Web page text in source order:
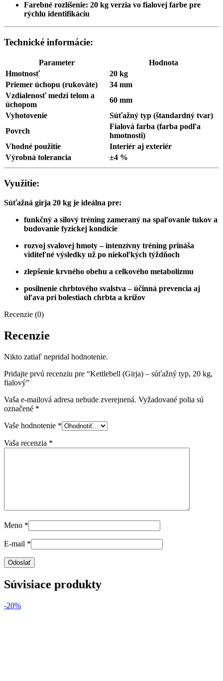
Farebné rozlíšenie: 20 kg verzia vo fialovej farbe pre
rýchlu identifikáciu
Technické informácie:
Parameter
Hodnota
Hmotnosť
20 kg
Priemer úchopu (rukoväte)
34 mm
Vzdialenosť medzi telom a
úchopom
60 mm
Vyhotovenie
Súťažný typ (štandardný tvar)
Povrch
Fialová farba (farba podľa
hmotnosti)
Vhodné použitie
Interiér aj exteriér
Výrobná tolerancia
±4 %
Využitie:
Súťažná girja 20 kg je ideálna pre:
funkčný a silový tréning zameraný na spaľovanie tukov a
budovanie fyzickej kondície
rozvoj svalovej hmoty – intenzívny tréning prináša
viditeľné výsledky už po niekoľkých týždňoch
zlepšenie krvného obehu a celkového metabolizmu
posilnenie chrbtového svalstva – účinná prevencia aj
úľava pri bolestiach chrbta a krížov
Recenzie (0)
Recenzie
Nikto zatiaľ nepridal hodnotenie.
Pridajte prvú recenziu pre “Kettlebell (Girja) – súťažný typ, 20 kg,
fialový”
Vaša e-mailová adresa nebude zverejnená. Vyžadované polia sú
označené *
Vaše hodnotenie *
Vaša recenzia *
Meno *
E-mail *
Súvisiace produkty
-20%